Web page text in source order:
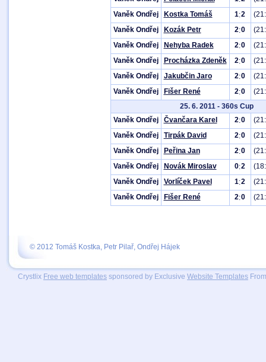
Vaněk Ondřej
Kostka Tomáš 1:2
Vaněk Ondřej
Kozák Petr 2:0
Vaněk Ondřej
Nehyba Radek 2:0
Vaněk Ondřej
Procházka Zdeněk 2:0
Vaněk Ondřej
Jakubčin Jaro 2:0
Vaněk Ondřej
Fišer René 2:0
25. 6. 2011 - 360s Cup
Vaněk Ondřej
Čvančara Karel 2:0
Vaněk Ondřej
Tirpák David 2:0
Vaněk Ondřej
Peřina Jan 2:0
Vaněk Ondřej
Novák Miroslav 0:2
Vaněk Ondřej
Vorlíček Pavel 1:2
Vaněk Ondřej
Fišer René 2:0
Crystlix Free web templates sponsored by Exclusive Website Templates
© 2012 Tomáš Kostka, Petr Pilař, Ondřej Hájek